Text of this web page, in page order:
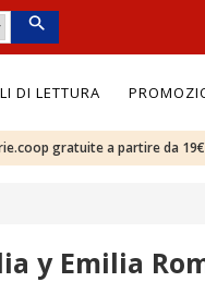
DI LETTURA
gratuite a partire da
y Emilia